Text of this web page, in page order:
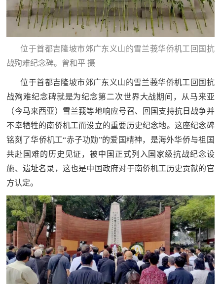
位于首都吉隆坡市郊广东义山的雪兰莪华侨机工回国抗
战殉难纪念碑。曾和平 摄
位于首都吉隆坡市郊广东义山的雪兰莪华侨机工回国抗
战殉难纪念碑就是为纪念第二次世界大战期间，从马来亚
（今马来西亚）雪兰莪等地响应号召、回国支持抗日战争并
不幸牺牲的南侨机工而设立的重要历史纪念地。这座纪念碑
铭刻了华侨机工“赤子功勋”的爱国精神，是海外华侨与祖国
共赴国难的历史见证，被中国正式列入国家级抗战纪念设
施、遗址名录，这也是中国政府对于南侨机工历史贡献的官
方认定。